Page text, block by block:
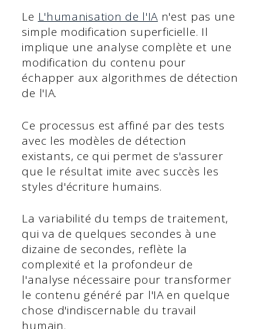
Le L'humanisation de l'IAn'est pas une
simple modification superficielle. Il
implique une analyse complète et une
modification du contenu pour
échapper aux algorithmes de détection
de l'IA.
Ce processus est affiné par des tests
avec les modèles de détection
existants, ce qui permet de s'assurer
que le résultat imite avec succès les
styles d'écriture humains.
La variabilité du temps de traitement,
qui va de quelques secondes à une
dizaine de secondes, reflète la
complexité et la profondeur de
l'analyse nécessaire pour transformer
le contenu généré par l'IA en quelque
chose d'indiscernable du travail
humain.